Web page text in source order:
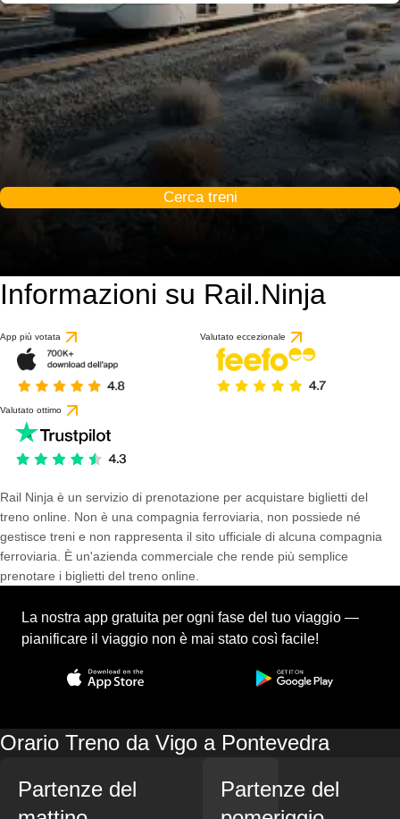
Cerca treni
Informazioni su Rail.Ninja
App più votata Valutato eccezionale
Valutato ottimo
Rail Ninja è un servizio di prenotazione per acquistare biglietti del
treno online. Non è una compagnia ferroviaria, non possiede né
gestisce treni e non rappresenta il sito ufficiale di alcuna compagnia
ferroviaria. È un'azienda commerciale che rende più semplice
prenotare i biglietti del treno online.
La nostra app gratuita per ogni fase del tuo viaggio —
pianificare il viaggio non è mai stato così facile!
Orario Treno da Vigo a Pontevedra
Partenze del
Partenze del